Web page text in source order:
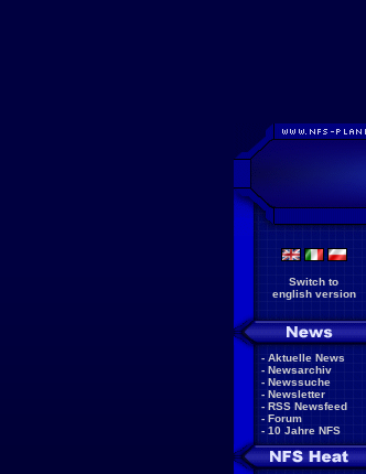
Switch to
english version
- Aktuelle News
- Newsarchiv
- Newssuche
- Newsletter
- RSS Newsfeed
- Forum
- 10 Jahre NFS